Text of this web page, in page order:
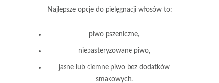
Najlepsze opcje do pielęgnacji włosów to:
piwo pszeniczne,
niepasteryzowane piwo,
jasne lub ciemne piwo bez dodatków
smakowych.